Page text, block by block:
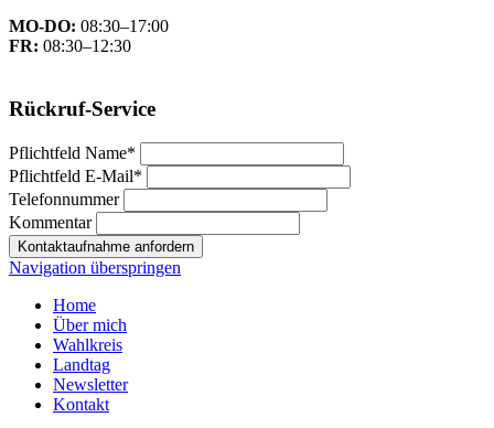
MO-DO: 08:30–17:00
FR: 08:30–12:30
Rückruf-Service
Pflichtfeld Name*
Pflichtfeld E-Mail*
Telefonnummer
Kommentar
Kontaktaufnahme anfordern
Navigation überspringen
Home
Über mich
Wahlkreis
Landtag
Newsletter
Kontakt